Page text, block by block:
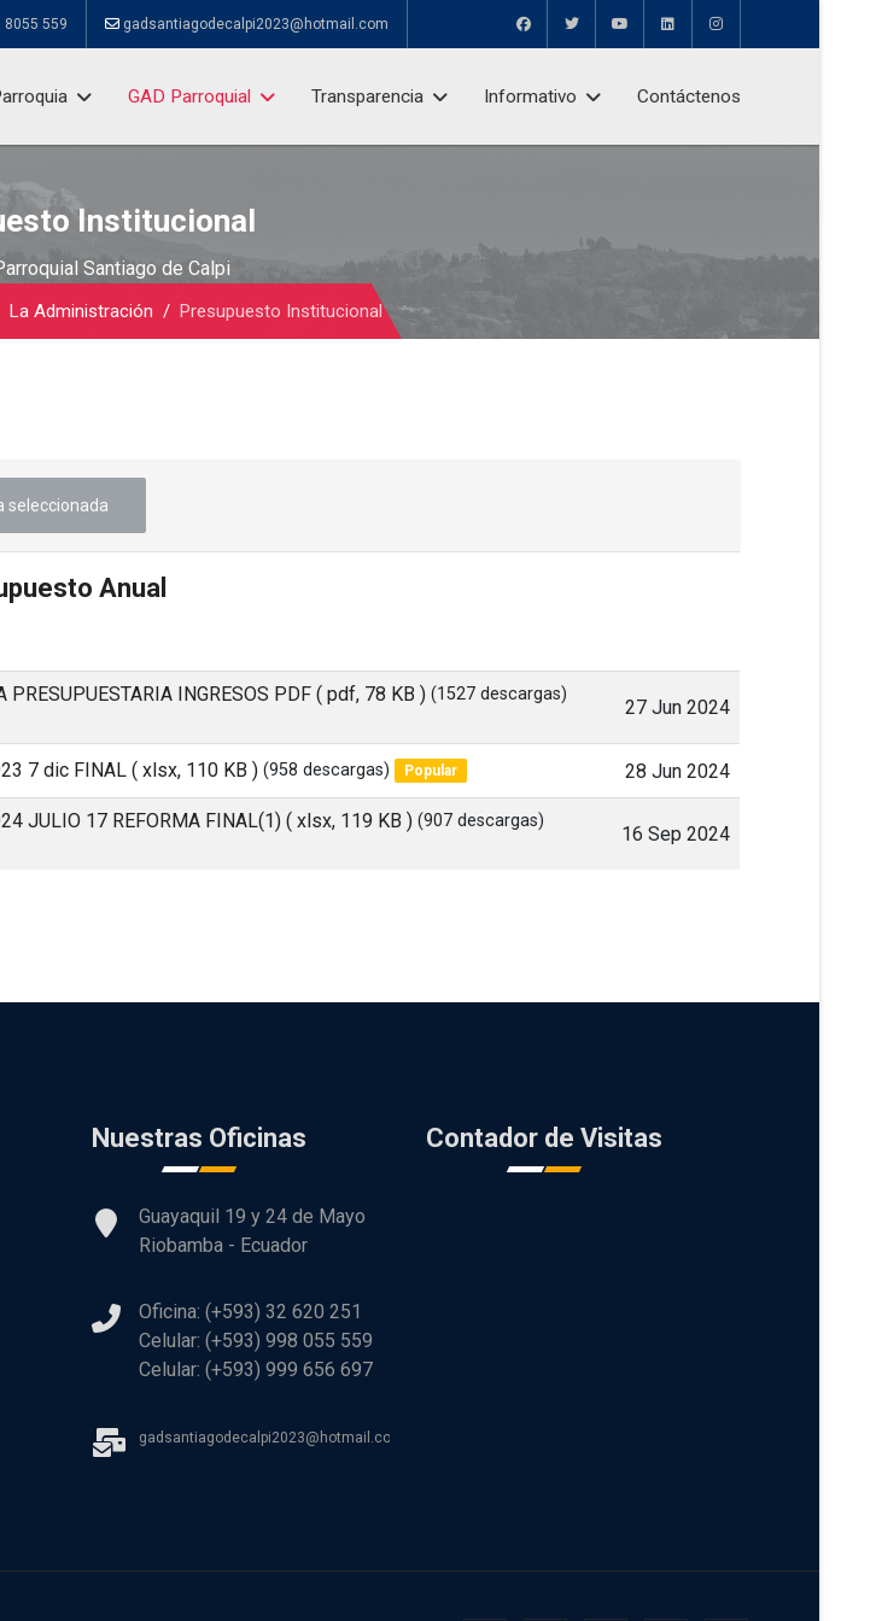
8055 559 gadsantiagodecalpi2023@hotmail.com
GAD Parroquial Transparencia Informativo Contáctenos
Institucional
Santiago de Calpi
La Administración Presupuesto Institucional
seleccionada
Anual
PRESUPUESTARIA INGRESOS PDF ( pdf, 78 KB ) (1527 descargas)
27 Jun 2024
7 dic FINAL ( xlsx, 110 KB ) (958 descargas) Popular 28 Jun 2024
JULIO 17 REFORMA FINAL(1) ( xlsx, 119 KB ) (907 descargas)
16 Sep 2024
Nuestras Oficinas
Guayaquil 19 y 24 de Mayo
Riobamba - Ecuador
Oficina: (+593) 32 620 251
Celular: (+593) 998 055 559
Celular: (+593) 999 656 697
gadsantiagodecalpi2023@hotmail.com
Contador de Visitas